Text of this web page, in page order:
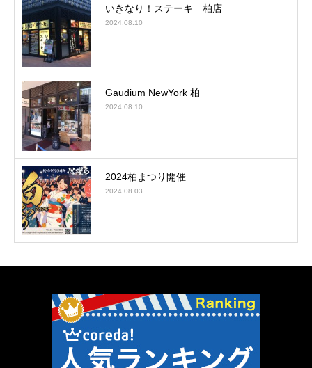
いきなり！ステーキ 柏店
2024.08.10
Gaudium NewYork 柏
2024.08.10
2024柏まつり開催
2024.08.03